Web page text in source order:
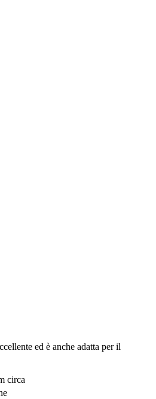
ed è anche adatta per il
circa